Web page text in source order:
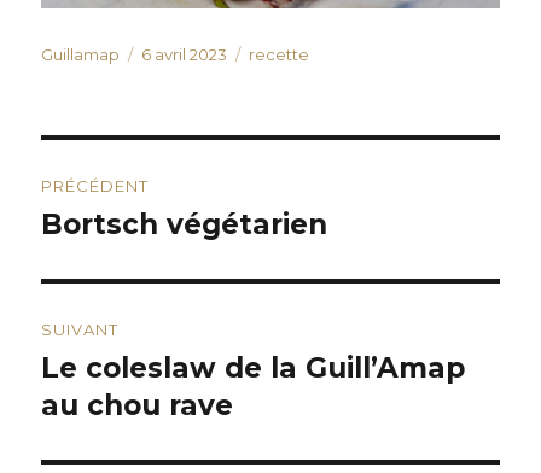
Auteur
Guillamap
Publié
6 avril 2023 Catégories
recette
de
PRÉCÉDENT
Publication
Bortsch végétarien
SUIVANT
Publication
suivante :
Le coleslaw de la Guill’Amap
au chou rave